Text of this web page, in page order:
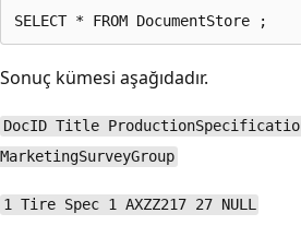
Sonuç kümesi aşağıdadır.
DocID Title
MarketingSurveyGroup
1 Tire Spec 1 AXZZ217 27 NULL